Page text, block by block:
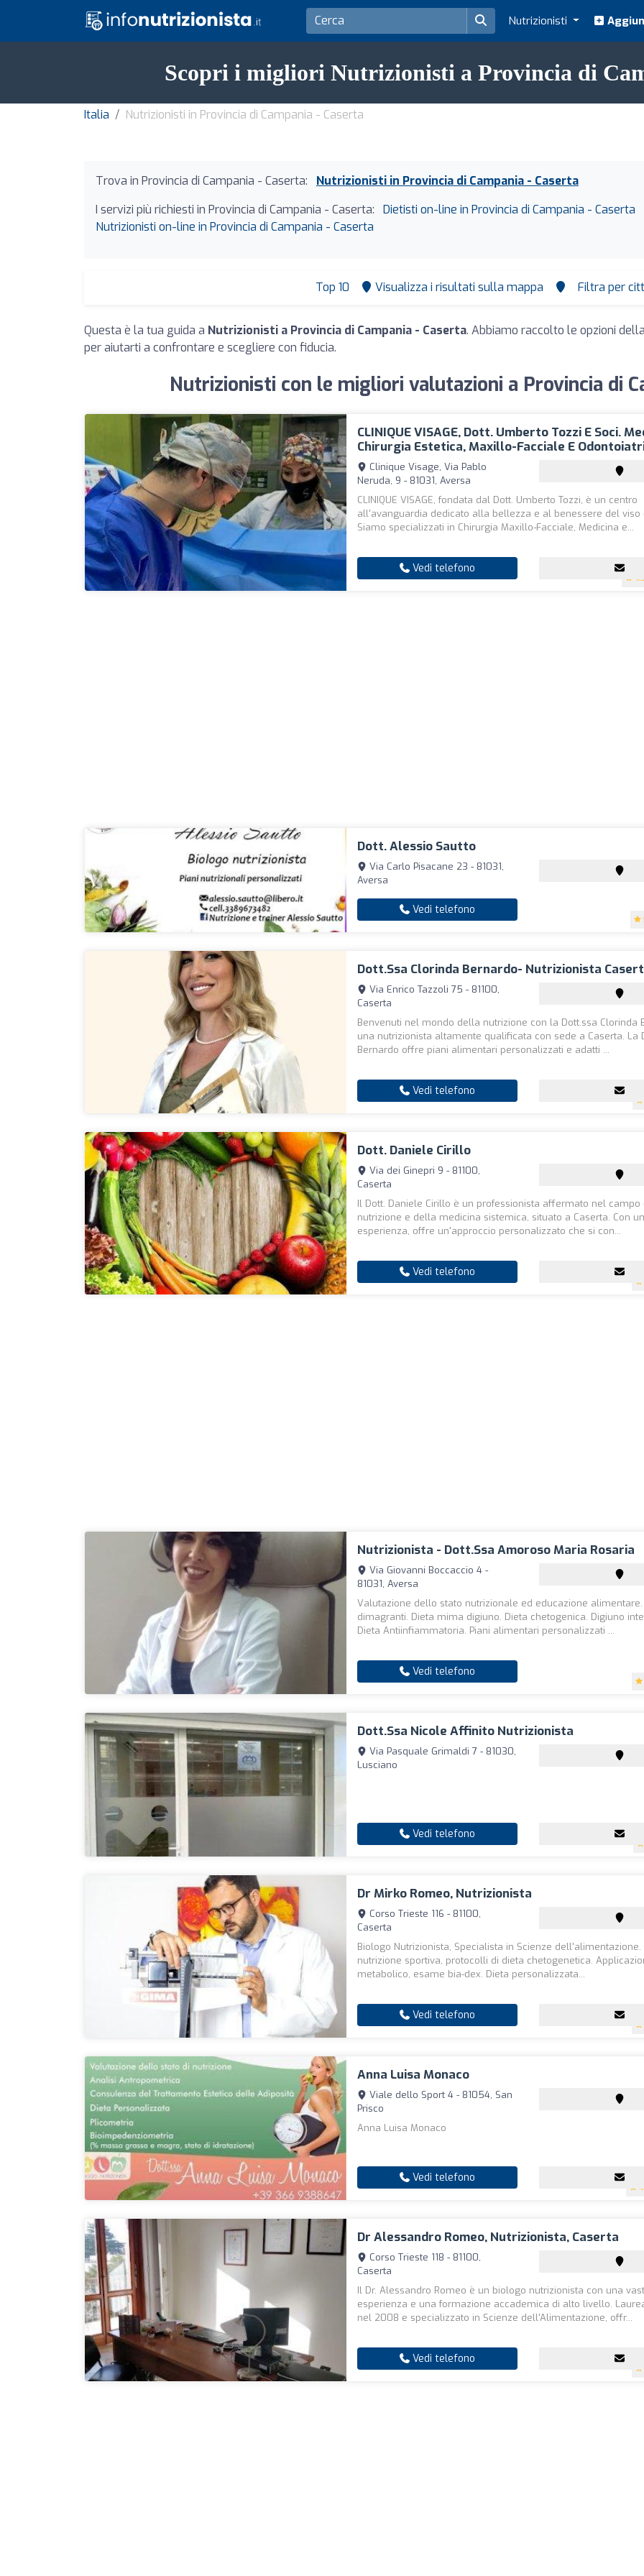
Nutrizionisti
Scopri i migliori Nutrizionisti a Provincia di
Italia Nutrizionisti in Provincia di Campania - Caserta
Trova in Provincia di Campania - Caserta:
Nutrizionisti in Provincia di Campania - Caserta
I servizi più richiesti in Provincia di Campania - Caserta:
Dietisti on-line in Provincia di Campania - Caserta
Nutrizionisti on-line in Provincia di Campania - Caserta
Top 10 Visualizza i risultati sulla mappa Filtra per
Questa è la tua guida a Nutrizionisti a Provincia di Campania - Caserta. Abbiamo raccolto le opzioni
per aiutarti a confrontare e scegliere con fiducia.
Nutrizionisti con le migliori valutazioni a Provincia di
CLINIQUE VISAGE, Dott. Umberto Tozzi E Soci.
Chirurgia Estetica, Maxillo-Facciale E
Clinique Visage, Via Pablo
Neruda, 9 - 81031, Aversa
CLINIQUE VISAGE, fondata dal Dott. Umberto Tozzi, è un centro
all'avanguardia dedicato alla bellezza e al benessere del viso
Siamo specializzati in Chirurgia Maxillo-Facciale, Medicina e...
Vedi telefono
Dott. Alessio Sautto
Via Carlo Pisacane 23 - 81031,
Aversa
Vedi telefono
Dott.ssa Clorinda Bernardo- Nutrizionista
Via Enrico Tazzoli 75 - 81100,
Caserta
Benvenuti nel mondo della nutrizione con la Dott.ssa Clorinda
una nutrizionista altamente qualificata con sede a Caserta. La
Bernardo offre piani alimentari personalizzati e adatti ...
Vedi telefono
Dott. Daniele Cirillo
Via dei Ginepri 9 - 81100,
Caserta
Il Dott. Daniele Cirillo è un professionista affermato nel campo
nutrizione e della medicina sistemica, situato a Caserta. Con
esperienza, offre un'approccio personalizzato che si con...
Vedi telefono
Nutrizionista - Dott.ssa Amoroso Maria Rosaria
Via Giovanni Boccaccio 4 -
81031, Aversa
Valutazione dello stato nutrizionale ed educazione alimentare.
dimagranti. Dieta mima digiuno. Dieta chetogenica. Digiuno
Dieta Antiinfiammatoria. Piani alimentari personalizzati ...
Vedi telefono
Dott.ssa Nicole Affinito Nutrizionista
Via Pasquale Grimaldi 7 - 81030,
Lusciano
Vedi telefono
Dr Mirko Romeo, Nutrizionista
Corso Trieste 116 - 81100,
Caserta
Biologo Nutrizionista, Specialista in Scienze dell'alimentazione.
nutrizione sportiva, protocolli di dieta chetogenetica.
metabolico, esame bia-dex. Dieta personalizzata...
Vedi telefono
Anna Luisa Monaco
Viale dello Sport 4 - 81054, San
Prisco
Anna Luisa Monaco
Vedi telefono
Dr Alessandro Romeo, Nutrizionista, Caserta
Corso Trieste 118 - 81100,
Caserta
Il Dr. Alessandro Romeo è un biologo nutrizionista con una
esperienza e una formazione accademica di alto livello.
nel 2008 e specializzato in Scienze dell'Alimentazione, offr...
Vedi telefono